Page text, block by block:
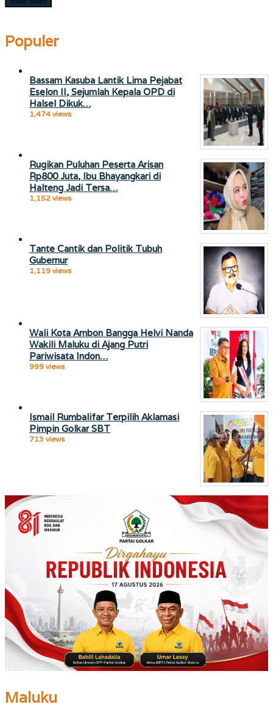
Populer
Bassam Kasuba Lantik Lima Pejabat
Eselon II, Sejumlah Kepala OPD di
Halsel Dikuk…
1,474 views
Rugikan Puluhan Peserta Arisan
Rp800 Juta, Ibu Bhayangkari di
Halteng Jadi Tersa…
1,152 views
Tante Cantik dan Politik Tubuh
Gubernur
1,119 views
Wali Kota Ambon Bangga Helvi Nanda
Wakili Maluku di Ajang Putri
Pariwisata Indon…
999 views
Ismail Rumbalifar Terpilih Aklamasi
Pimpin Golkar SBT
713 views
Maluku